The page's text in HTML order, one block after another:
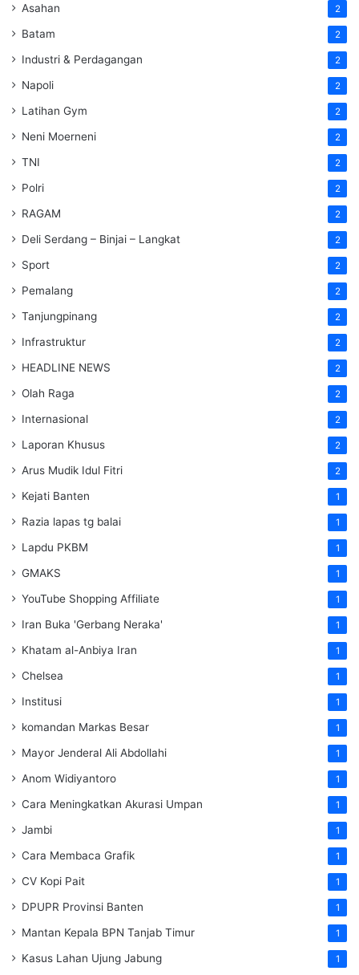
Asahan 2
Batam 2
Industri & Perdagangan 2
Napoli 2
Latihan Gym 2
Neni Moerneni 2
TNI 2
Polri 2
RAGAM 2
Deli Serdang – Binjai – Langkat 2
Sport 2
Pemalang 2
Tanjungpinang 2
Infrastruktur 2
HEADLINE NEWS 2
Olah Raga 2
Internasional 2
Laporan Khusus 2
Arus Mudik Idul Fitri 2
Kejati Banten 1
Razia lapas tg balai 1
Lapdu PKBM 1
GMAKS 1
YouTube Shopping Affiliate 1
Iran Buka 'Gerbang Neraka' 1
Khatam al-Anbiya Iran 1
Chelsea 1
Institusi 1
komandan Markas Besar 1
Mayor Jenderal Ali Abdollahi 1
Anom Widiyantoro 1
Cara Meningkatkan Akurasi Umpan 1
Jambi 1
Cara Membaca Grafik 1
CV Kopi Pait 1
DPUPR Provinsi Banten 1
Mantan Kepala BPN Tanjab Timur 1
Kasus Lahan Ujung Jabung 1